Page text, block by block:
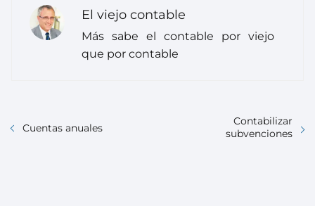
El viejo contable
Más sabe el contable por viejo
que por contable
Cuentas anuales
Contabilizar
subvenciones